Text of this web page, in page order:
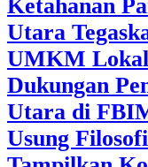
Ketahanan
Utara
UMKM Lokal
Dukungan
Utara di
Usung